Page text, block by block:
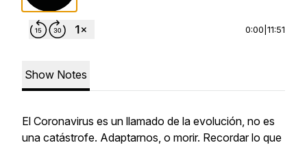
0:00 11:51
Show Notes
El Coronavirus es un llamado de la evolución, no es
una catástrofe. Adaptarnos, o morir. Recordar lo que